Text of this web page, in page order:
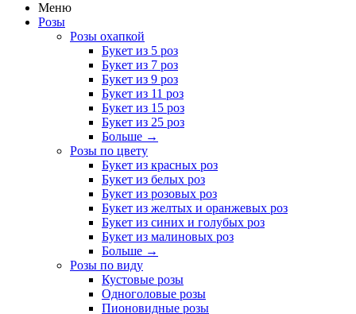
Меню
Розы
Розы охапкой
Букет из 5 роз
Букет из 7 роз
Букет из 9 роз
Букет из 11 роз
Букет из 15 роз
Букет из 25 роз
Больше →
Розы по цвету
Букет из красных роз
Букет из белых роз
Букет из розовых роз
Букет из желтых и оранжевых роз
Букет из синих и голубых роз
Букет из малиновых роз
Больше →
Розы по виду
Кустовые розы
Одноголовые розы
Пионовидные розы